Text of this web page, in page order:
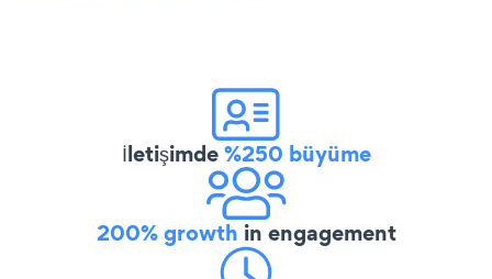
İletişimde%250 büyüme
200% growth in engagement